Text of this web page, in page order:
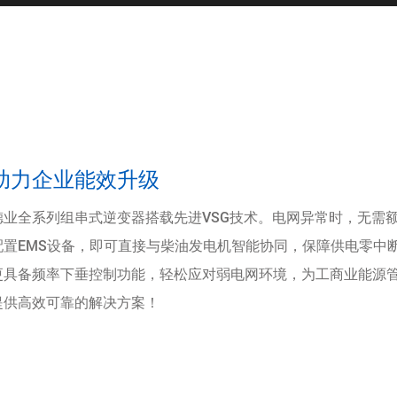
力企业能效升级
业全系列组串式逆变器搭载先进VSG技术。电网异常时，无需
置EMS设备，即可直接与柴油发电机智能协同，保障供电零中
具备频率下垂控制功能，轻松应对弱电网环境，为工商业能源
供高效可靠的解决方案！